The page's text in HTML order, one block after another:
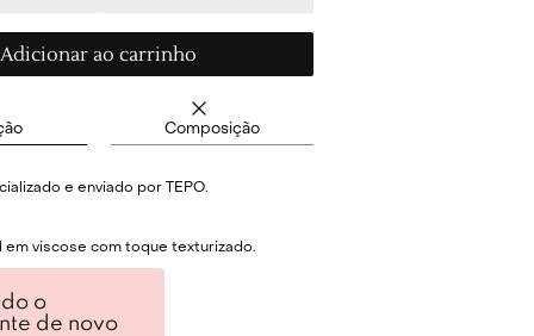
Adicionar ao carrinho
Composição
e enviado por TEPO.
em viscose com toque texturizado.
o
de novo